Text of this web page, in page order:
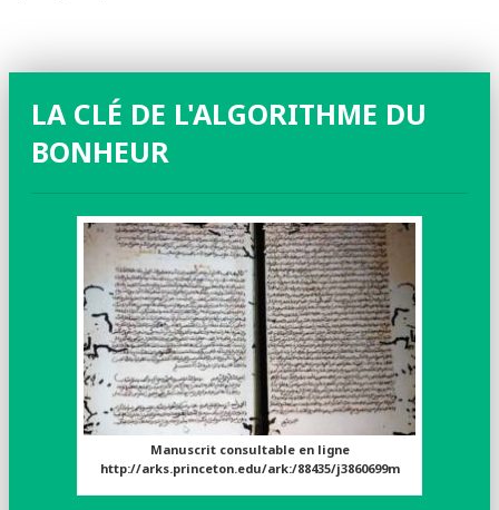
LA CLÉ DE L'ALGORITHME DU
BONHEUR
Manuscrit consultable en ligne
http://arks.princeton.edu/ark:/88435/j3860699m